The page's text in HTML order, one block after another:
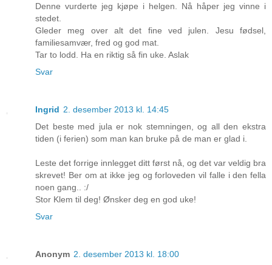
Denne vurderte jeg kjøpe i helgen. Nå håper jeg vinne i
stedet.
Gleder meg over alt det fine ved julen. Jesu fødsel,
familiesamvær, fred og god mat.
Tar to lodd. Ha en riktig så fin uke. Aslak
Svar
Ingrid 2. desember 2013 kl. 14:45
Det beste med jula er nok stemningen, og all den ekstra
tiden (i ferien) som man kan bruke på de man er glad i.
Leste det forrige innlegget ditt først nå, og det var veldig bra
skrevet! Ber om at ikke jeg og forloveden vil falle i den fella
noen gang.. :/
Stor Klem til deg! Ønsker deg en god uke!
Svar
Anonym 2. desember 2013 kl. 18:00